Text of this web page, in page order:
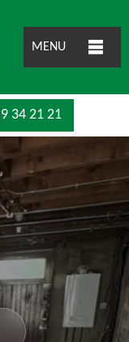
MENU
34 21 21